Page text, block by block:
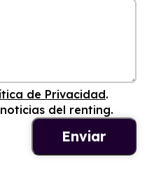
de Privacidad.
del renting.